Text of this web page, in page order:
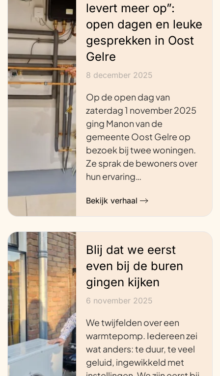
levert meer op”:
open dagen en leuke
gesprekken in Oost
Gelre
8 december 2025
Op de open dag van
zaterdag 1 november 2025
ging Manon van de
gemeente Oost Gelre op
bezoek bij twee woningen.
Ze sprak de bewoners over
hun ervaring…
Bekijk verhaal
Blij dat we eerst
even bij de buren
gingen kijken
6 november 2025
We twijfelden over een
warmtepomp. Iedereen zei
wat anders: te duur, te veel
geluid, ingewikkeld met